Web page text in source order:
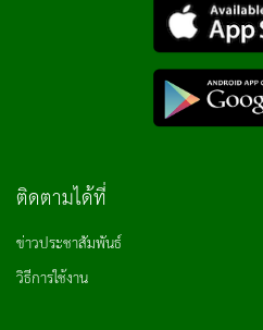
ติดตามได้ที่
ข่าวประชาสัมพันธ์
วิธีการใช้งาน